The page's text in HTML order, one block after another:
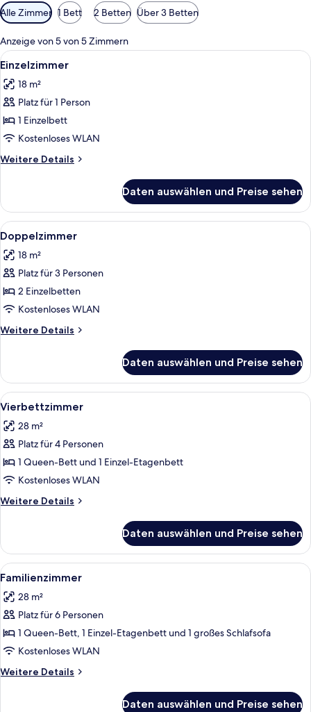
Verfügbare
Filter
für
Zimmer
Alle Zimmer 1 Bett 2 Betten Über 3 Betten
Anzeige von 5 von 5 Zimmern
Alle
Fotos
für
Einzelzimmer
anzeigen
Ein Hotelzimmer mit Bett,
2
Einzelzimmer
18 m²
Platz für 1 Person
1 Einzelbett
Kostenloses WLAN
Weitere Details
Weitere
Daten auswählen und Preise sehen
Alle
Fotos
für
Doppelzimmer
anzeigen
Ein Hotelzimmer mit Bett,
4
Doppelzimmer
18 m²
Platz für 3 Personen
2 Einzelbetten
Kostenloses WLAN
Weitere Details
Weitere
Daten auswählen und Preise sehen
Alle
Fotos
für
Vierbettzimmer
anzeigen
Ein Zimmer mit Etagenbett, einem
5
Vierbettzimmer
28 m²
Platz für 4 Personen
1 Queen-Bett und 1 Einzel-Etagenbett
Kostenloses WLAN
Weitere Details
Weitere
Daten auswählen und Preise sehen
Alle
Fotos
für
Familienzimmer
anzeigen
Ein Zimmer mit Etagenbett, einem
5
Familienzimmer
28 m²
Platz für 6 Personen
1 Queen-Bett, 1 Einzel-Etagenbett und 1 großes Schlafsofa
Kostenloses WLAN
Weitere Details
Weitere
Daten auswählen und Preise sehen